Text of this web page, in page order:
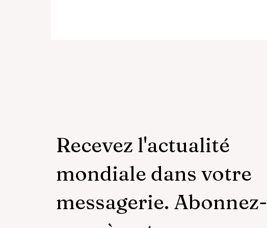
Recevez l'actualité
mondiale dans votre
messagerie. Abonnez-